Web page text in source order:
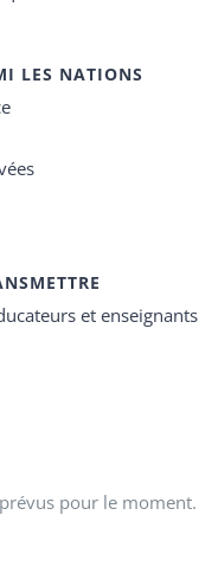
LES NATIONS
et enseignants
pour le moment.